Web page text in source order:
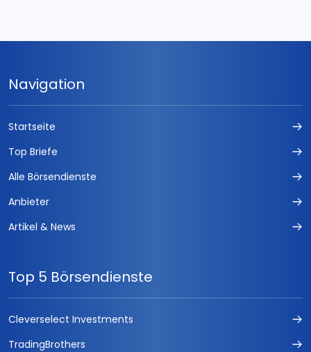
Navigation
Startseite
Top Briefe
Alle Börsendienste
Anbieter
Artikel & News
Top 5 Börsendienste
Cleverselect Investments
TradingBrothers